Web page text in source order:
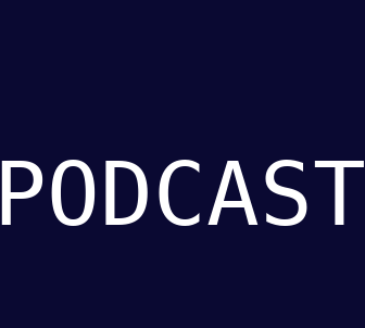
PODCAST